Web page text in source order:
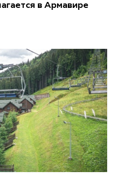
в Армавире